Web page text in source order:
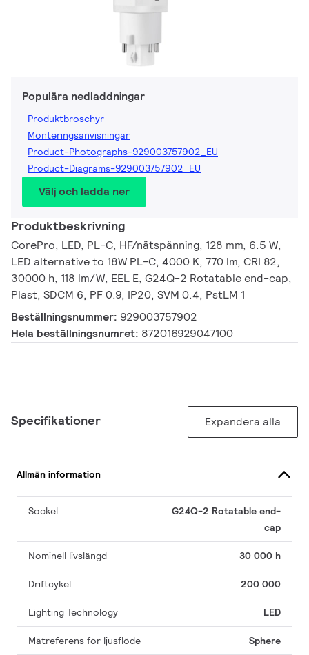
Populära nedladdningar
Produktbroschyr
Monteringsanvisningar
Product-Photographs-929003757902_EU
Product-Diagrams-929003757902_EU
Välj och ladda ner
Produktbeskrivning
CorePro, LED, PL-C, HF/nätspänning, 128 mm, 6.5 W,
LED alternative to 18W PL-C, 4000 K, 770 lm, CRI 82,
30000 h, 118 lm/W, EEL E, G24Q-2 Rotatable end-cap,
Plast, SDCM 6, PF 0.9, IP20, SVM 0.4, PstLM 1
Beställningsnummer: 929003757902
Hela beställningsnumret: 872016929047100
Specifikationer Expandera alla
Allmän information
Sockel
G24Q-2 Rotatable end-
cap
Nominell livslängd 30 000 h
Driftcykel 200 000
Lighting Technology LED
Mätreferens för ljusflöde Sphere